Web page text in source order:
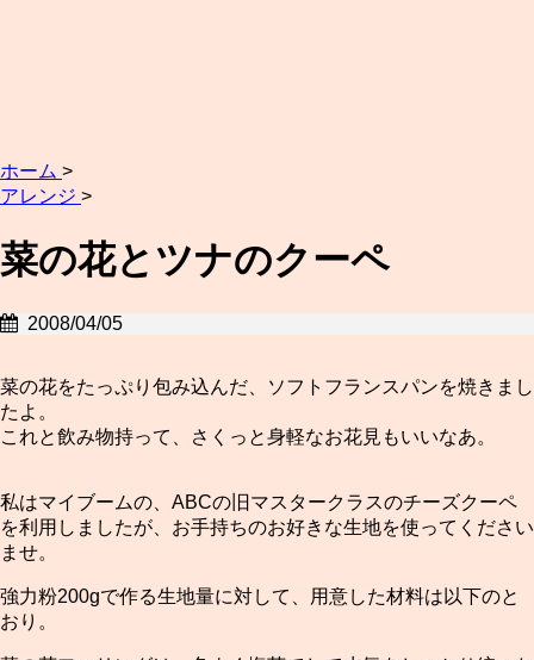
ホーム >
アレンジ >
菜の花とツナのクーペ
2008/04/05
菜の花をたっぷり包み込んだ、ソフトフランスパンを焼きまし
たよ。
これと飲み物持って、さくっと身軽なお花見もいいなあ。
私はマイブームの、ABCの旧マスタークラスのチーズクーペ
を利用しましたが、お手持ちのお好きな生地を使ってください
ませ。
強力粉200gで作る生地量に対して、用意した材料は以下のと
おり。